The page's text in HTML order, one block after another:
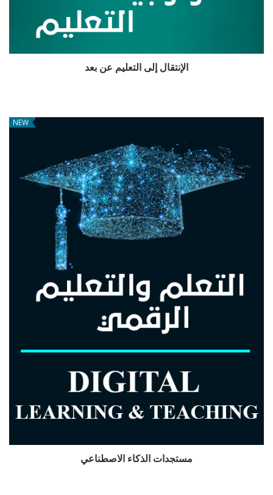
الإنتقال إلى التعليم عن بعد
NEW
مستجدات الذكاء الاصطناعي